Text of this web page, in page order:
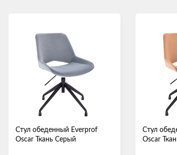
Стул обеденный Everprof
Oscar Ткань Серый
Стул
Oscar